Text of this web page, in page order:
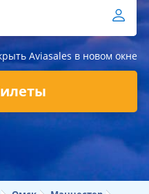
Aviasales в новом окне